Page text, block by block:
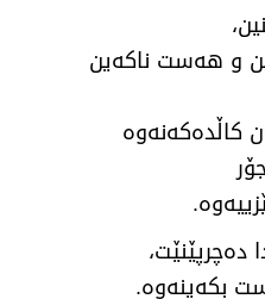
و هەست ناکەین
کاڵدەکەنەوە
بکەینەوە.